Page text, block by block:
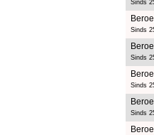
Sinds
Sinds
Sinds
Sinds
Sinds